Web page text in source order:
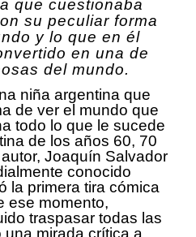
que cuestionaba
su peculiar forma
y lo que en él
en una de
del mundo.
niña argentina que
de ver el mundo que
todo lo que le sucede
de los años 60, 70
Joaquín Salvador
conocido
la primera tira cómica
ese momento,
traspasar todas las
mirada crítica a